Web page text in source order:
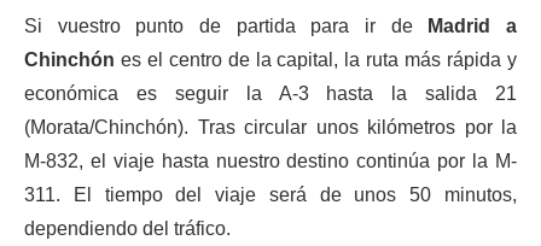
Si vuestro punto de partida para ir de
Madrid a
Chinchón es el centro de la capital, la ruta más rápida y
económica es seguir la A-3 hasta la salida 21
(Morata/Chinchón). Tras circular unos kilómetros por la
M-832, el viaje hasta nuestro destino continúa por la M-
311. El tiempo del viaje será de unos 50 minutos,
dependiendo del tráfico.